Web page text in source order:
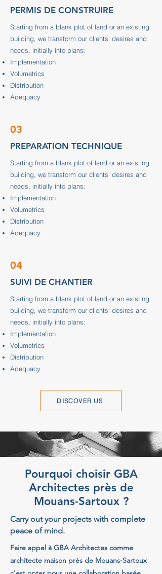
PERMIS DE CONSTRUIRE
Starting from a blank plot of land or an existing
building, we transform our clients' desires and
needs, initially into plans:
Implementation
Volumetrics
Distribution
Adequacy
03
PREPARATION TECHNIQUE
Starting from a blank plot of land or an existing
building, we transform our clients' desires and
needs, initially into plans:
Implementation
Volumetrics
Distribution
Adequacy
04
SUIVI DE CHANTIER
Starting from a blank plot of land or an existing
building, we transform our clients' desires and
needs, initially into plans:
Implementation
Volumetrics
Distribution
Adequacy
DISCOVER US
Pourquoi choisir GBA
Architectes près de
Mouans-Sartoux ?
Carry out your projects with complete
peace of mind.
Faire appel à GBA Architectes comme
architecte maison près de Mouans-Sartoux